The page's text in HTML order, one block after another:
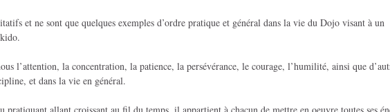
et ne sont que quelques exemples d’ordre pratique et général dans la vie du Dojo visant à un
l’attention, la concentration, la patience, la persévérance, le courage, l’humilité, ainsi que
et dans la vie en général.